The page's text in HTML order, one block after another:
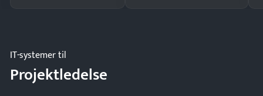
IT-systemer til
Projektledelse